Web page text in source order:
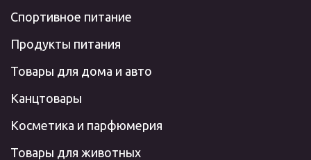
Спортивное питание
Продукты питания
Товары для дома и авто
Канцтовары
Косметика и парфюмерия
Товары для животных